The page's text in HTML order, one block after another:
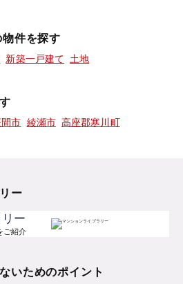
件を探す
新築一戸建て 土地
市 綾瀬市 高座郡寒川町
ー
ー
ご紹介
いためのポイント